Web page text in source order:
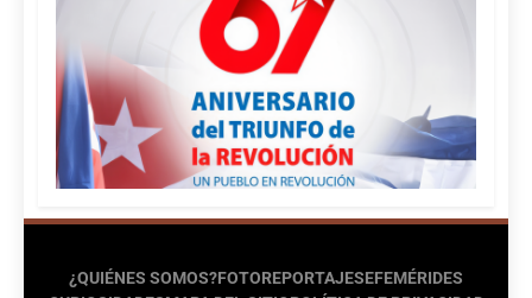
¿QUIÉNES SOMOS?FOTOREPORTAJESEFEMÉRIDES